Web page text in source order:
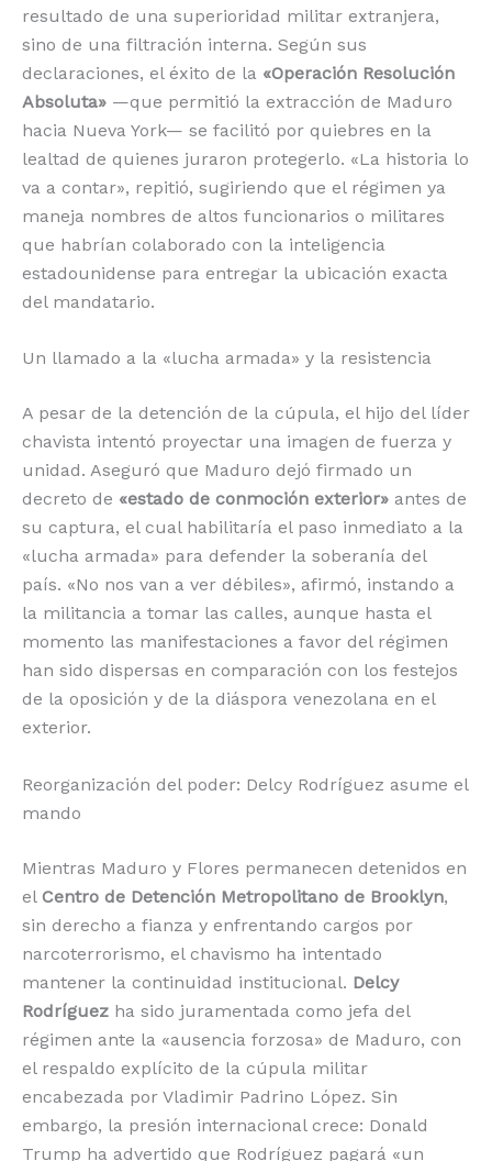
resultado de una superioridad militar extranjera,
sino de una filtración interna. Según sus
declaraciones, el éxito de la «Operación Resolución
Absoluta» —que permitió la extracción de Maduro
hacia Nueva York— se facilitó por quiebres en la
lealtad de quienes juraron protegerlo. «La historia lo
va a contar», repitió, sugiriendo que el régimen ya
maneja nombres de altos funcionarios o militares
que habrían colaborado con la inteligencia
estadounidense para entregar la ubicación exacta
del mandatario.
Un llamado a la «lucha armada» y la resistencia
A pesar de la detención de la cúpula, el hijo del líder
chavista intentó proyectar una imagen de fuerza y
unidad. Aseguró que Maduro dejó firmado un
decreto de «estado de conmoción exterior» antes de
su captura, el cual habilitaría el paso inmediato a la
«lucha armada» para defender la soberanía del
país. «No nos van a ver débiles», afirmó, instando a
la militancia a tomar las calles, aunque hasta el
momento las manifestaciones a favor del régimen
han sido dispersas en comparación con los festejos
de la oposición y de la diáspora venezolana en el
exterior.
Reorganización del poder: Delcy Rodríguez asume el
mando
Mientras Maduro y Flores permanecen detenidos en
el Centro de Detención Metropolitano de Brooklyn,
sin derecho a fianza y enfrentando cargos por
narcoterrorismo, el chavismo ha intentado
mantener la continuidad institucional. Delcy
Rodríguez ha sido juramentada como jefa del
régimen ante la «ausencia forzosa» de Maduro, con
el respaldo explícito de la cúpula militar
encabezada por Vladimir Padrino López. Sin
embargo, la presión internacional crece: Donald
Trump ha advertido que Rodríguez pagará «un